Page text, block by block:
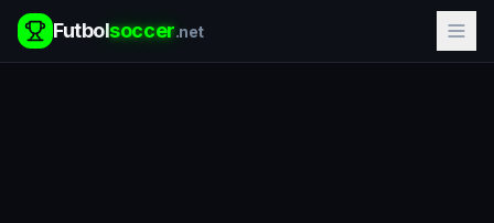
Futbolsoccer.net